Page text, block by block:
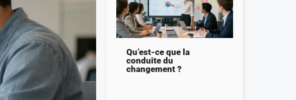
Qu’est-ce que la
conduite du
changement ?